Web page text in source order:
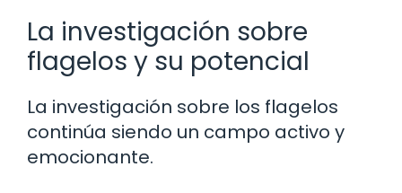
La investigación sobre
flagelos y su potencial
La investigación sobre los flagelos
continúa siendo un campo activo y
emocionante.